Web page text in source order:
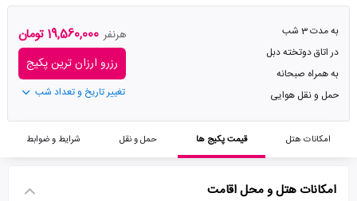
به مدت 3 شب
در اتاق دوتخته دبل
به همراه صبحانه
حمل و نقل هوایی
هرنفر 19,560,000 تومان
رزرو ارزان ترین پکیج
تغییر تاریخ و تعداد شب
امکانات هتل قیمت پکیج ها حمل و نقل شرایط و ضوابط
امکانات هتل و محل اقامت